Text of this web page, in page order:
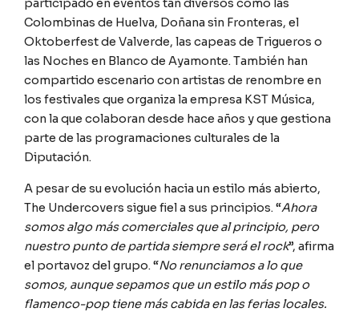
participado en eventos tan diversos como las
Colombinas de Huelva, Doñana sin Fronteras, el
Oktoberfest de Valverde, las capeas de Trigueros o
las Noches en Blanco de Ayamonte. También han
compartido escenario con artistas de renombre en
los festivales que organiza la empresa KST Música,
con la que colaboran desde hace años y que gestiona
parte de las programaciones culturales de la
Diputación.
A pesar de su evolución hacia un estilo más abierto,
The Undercovers sigue fiel a sus principios. “Ahora
somos algo más comerciales que al principio, pero
nuestro punto de partida siempre será el rock”, afirma
el portavoz del grupo. “No renunciamos a lo que
somos, aunque sepamos que un estilo más pop o
flamenco-pop tiene más cabida en las ferias locales.